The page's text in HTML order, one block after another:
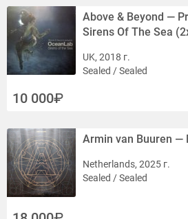
B4. El Fuego
B5. I'm Your Nightmare
B6. Apocalypse (Forward)
B7. Boom! Rebel! Yell! (Vipero Remix)
Above & Beyond —
Sirens Of The Sea
UK, 2018 г.
Sealed / Sealed
10 000
Armin van Buuren —
Netherlands, 2025 г.
Sealed / Sealed